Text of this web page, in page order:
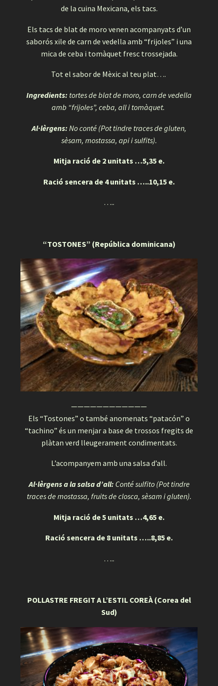
de la cuina Mexicana, els tacs.
Els tacs de blat de moro venen acompanyats d’un
saborós xile de carn de vedella amb “frijoles” i una
mica de ceba i tomàquet fresc trossejada.
Tot el sabor de Mèxic al teu plat….
Ingredients: tortes de blat de moro, carn de vedella
amb “frijoles”, ceba, all i tomàquet.
Al·lèrgens: No conté (Pot tindre traces de gluten,
sèsam, mostassa, api i sulfits).
Mitja ració de 2 unitats …5,35 e.
Ració sencera de 4 unitats …..10,15 e.
…..
“TOSTONES” (República dominicana)
————————————
Els “Tostones” o també anomenats “patacón” o
“tachino” és un menjar a base de trossos fregits de
plàtan verd lleugerament condimentats.
L’acompanyem amb una salsa d’all.
Al·lèrgens a la salsa d’all: Conté sulfito (Pot tindre
traces de mostassa, fruits de closca, sèsam i gluten).
Mitja ració de 5 unitats …4,65 e.
Ració sencera de 8 unitats …..8,85 e.
…..
POLLASTRE FREGIT A L’ESTIL COREÀ (Corea del
Sud)